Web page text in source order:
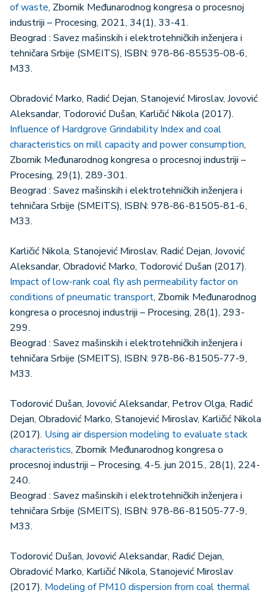
of waste, Zbornik Međunarodnog kongresa o procesnoj
industriji – Procesing, 2021, 34(1), 33-41.
Beograd : Savez mašinskih i elektrotehničkih inženjera i
tehničara Srbije (SMEITS), ISBN: 978-86-85535-08-6,
M33.
Obradović Marko, Radić Dejan, Stanojević Miroslav, Jovović
Aleksandar, Todorović Dušan, Karličić Nikola (2017).
Influence of Hardgrove Grindability Index and coal
characteristics on mill capacity and power consumption,
Zbornik Međunarodnog kongresa o procesnoj industriji –
Procesing, 29(1), 289-301.
Beograd : Savez mašinskih i elektrotehničkih inženjera i
tehničara Srbije (SMEITS), ISBN: 978-86-81505-81-6,
M33.
Karličić Nikola, Stanojević Miroslav, Radić Dejan, Jovović
Aleksandar, Obradović Marko, Todorović Dušan (2017).
Impact of low-rank coal fly ash permeability factor on
conditions of pneumatic transport, Zbornik Međunarodnog
kongresa o procesnoj industriji – Procesing, 28(1), 293-
299.
Beograd : Savez mašinskih i elektrotehničkih inženjera i
tehničara Srbije (SMEITS), ISBN: 978-86-81505-77-9,
M33.
Todorović Dušan, Jovović Aleksandar, Petrov Olga, Radić
Dejan, Obradović Marko, Stanojević Miroslav, Karličić Nikola
(2017). Using air dispersion modeling to evaluate stack
characteristics, Zbornik Međunarodnog kongresa o
procesnoj industriji – Procesing, 4-5. jun 2015., 28(1), 224-
240.
Beograd : Savez mašinskih i elektrotehničkih inženjera i
tehničara Srbije (SMEITS), ISBN: 978-86-81505-77-9,
M33.
Todorović Dušan, Jovović Aleksandar, Radić Dejan,
Obradović Marko, Karličić Nikola, Stanojević Miroslav
(2017). Modeling of PM10 dispersion from coal thermal